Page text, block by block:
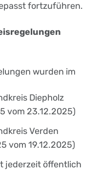
fortzuführen.
wurden im
Diepholz
vom 23.12.2025)
Verden
vom 19.12.2025)
jederzeit öffentlich